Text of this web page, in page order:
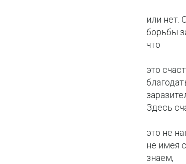
или нет.
борьбы
что
это
Здесь
это не
не имея
знаем,